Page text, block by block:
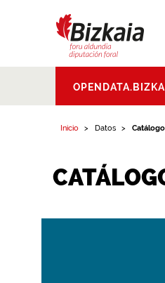
Aldundia.
Foral de Bizkaia
Inicio Datos